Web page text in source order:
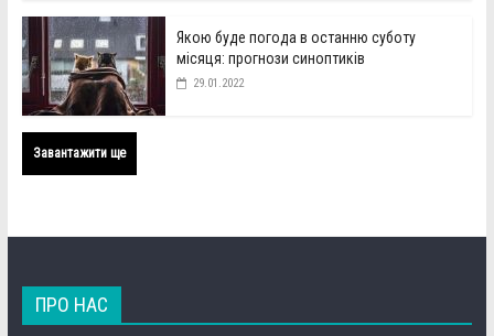
Якою буде погода в останню суботу
місяця: прогнози синоптиків
29.01.2022
Завантажити ще
ПРО НАС